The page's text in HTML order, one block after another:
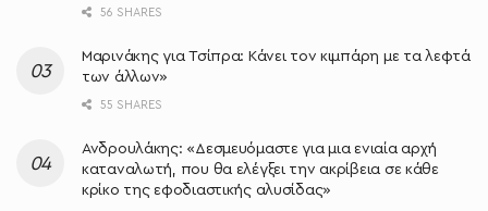
56 SHARES
Μαρινάκης για Τσίπρα: Κάνει τον κιμπάρη με τα λεφτά
των άλλων»
55 SHARES
Ανδρουλάκης: «Δεσμευόμαστε για μια ενιαία αρχή
καταναλωτή, που θα ελέγξει την ακρίβεια σε κάθε
κρίκο της εφοδιαστικής αλυσίδας»